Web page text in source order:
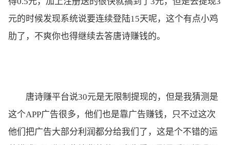
元的时候发现系统说要连续登陆15天呢，这个有点小鸡
肋了，不爽你也得继续去答唐诗赚钱的。
唐诗赚平台说30元是无限制提现的，但是我猜测是
这个APP广告很多，他们也是靠广告赚钱，只不过这次
他们把广告大部分利润都分给我们了，这是个不错的运